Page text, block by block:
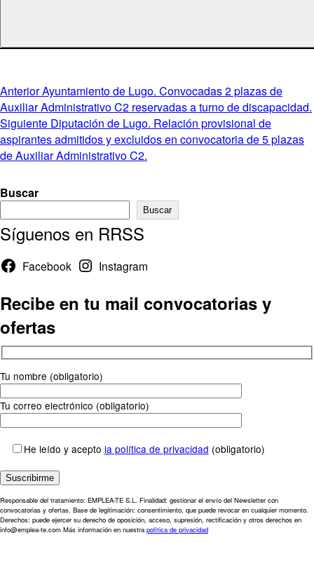
Navegación
de
entradas
AnteriorEntrada
anterior:
Ayuntamiento de Lugo. Convocadas 2 plazas de
Auxiliar Administrativo C2 reservadas a turno de discapacidad.
Siguiente Entrada
siguiente:
Diputación de Lugo. Relación provisional de
aspirantes admitidos y excluidos en convocatoria de 5 plazas
de Auxiliar Administrativo C2.
Buscar
Buscar
Síguenos en RRSS
Facebook Instagram
Recibe en tu mail convocatorias y
ofertas
Tu nombre (obligatorio)
Tu correo electrónico (obligatorio)
He leído y acepto la política de privacidad (obligatorio)
Responsable del tratamiento: EMPLEA-TE S.L. Finalidad: gestionar el envío del Newsletter con
convocatorias y ofertas. Base de legitimación: consentimiento, que puede revocar en cualquier momento.
Derechos: puede ejercer su derecho de oposición, acceso, supresión, rectificación y otros derechos en
info@emplea-te.com Más información en nuestra política de privacidad